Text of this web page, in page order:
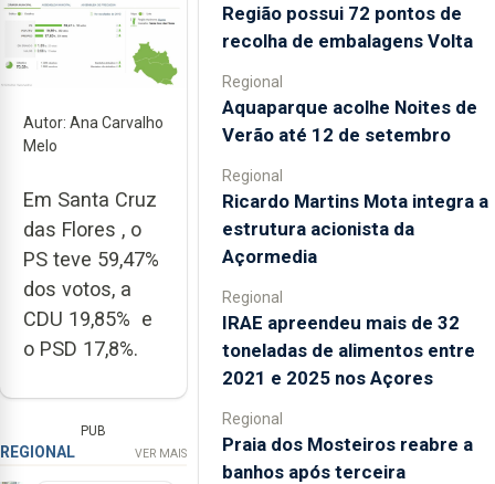
Autor: Ana Carvalho
Melo
Em Santa Cruz
das Flores , o
PS teve 59,47%
dos votos, a
CDU 19,85% e
o PSD 17,8%.
PUB
REGIONAL VER MAIS
Região possui 72 pontos de
recolha de embalagens Volta
Regional
Aquaparque acolhe Noites de
Verão até 12 de setembro
Regional
Ricardo Martins Mota integra a
estrutura acionista da
Açormedia
Regional
IRAE apreendeu mais de 32
toneladas de alimentos entre
2021 e 2025 nos Açores
Regional
Praia dos Mosteiros reabre a
banhos após terceira